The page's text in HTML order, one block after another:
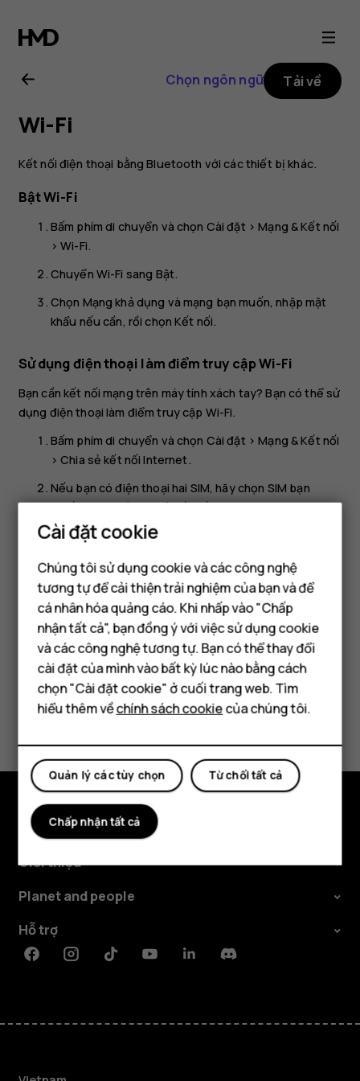
Hướng
dẫn
sử
dụng
Nokia
800
Điện thoại thông minh
Điện thoại phổ thông
Máy tính bảng
Chọn ngôn ngữ Tải về
Wi-Fi
Kết nối điện thoại bằng Bluetooth với các thiết bị khác.
Bật Wi-Fi
Bấm phím di chuyển và chọn Cài đặt >Mạng & Kết nối
>Wi-Fi.
Chuyển Wi-Fi sang Bật.
Chọn Mạng khả dụng và mạng bạn muốn, nhập mật
khẩu nếu cần, rồi chọnKết nối.
Sử dụng điện thoại làm điểm truy cập Wi-Fi
Bạn cần kết nối mạng trên máy tính xách tay? Bạn có thể sử
dụng điện thoại làm điểm truy cập Wi-Fi.
Bấm phím di chuyển và chọn Cài đặt >Mạng & Kết nối
>Chia sẻ kết nối Internet.
Nếu bạn có điện thoại hai SIM, hãy chọn SIM bạn
muốn dùng để chia sẻ kết nối.
BậtĐiểm truy cập Wi-Fi
Giờ đây, bạn có thể làm được những việc như bật Wi-Fi trên
máy tính xách tay và kết nối với điểm truy cập Wi-Fi của
điện thoại.
Bạn tìm được thông tin hữu ích không?
Có Không
Khám phá
Giới thiệu
Planet and people
Hỗ trợ
FacebookInstagramTiktokYoutubeLinkedinDiscord
Cài đặt cookie
Chúng tôi sử dụng cookie và các công nghệ
tương tự để cải thiện trải nghiệm của bạn và để
cá nhân hóa quảng cáo. Khi nhấp vào "Chấp
nhận tất cả", bạn đồng ý với việc sử dụng cookie
và các công nghệ tương tự. Bạn có thể thay đổi
cài đặt của mình vào bất kỳ lúc nào bằng cách
chọn "Cài đặt cookie" ở cuối trang web. Tìm
hiểu thêm vềchính sách cookiecủa chúng tôi.
Từ chối tất cả
Quản lý các tùy chọn
Chấp nhận tất cả